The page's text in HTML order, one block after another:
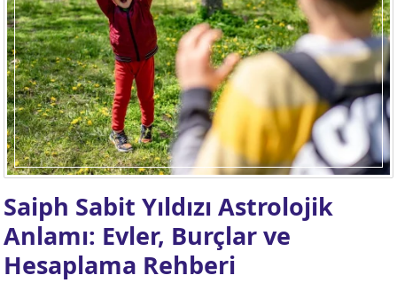
EV4. EV
EV
10. EV
Saiph Sabit Yıldızı Astrolojik
Anlamı: Evler, Burçlar ve
Hesaplama Rehberi